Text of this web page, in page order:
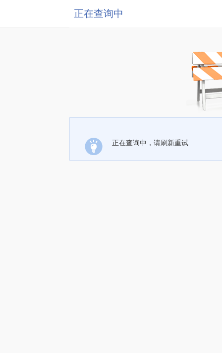
正在查询中
正在查询中，请刷新重试